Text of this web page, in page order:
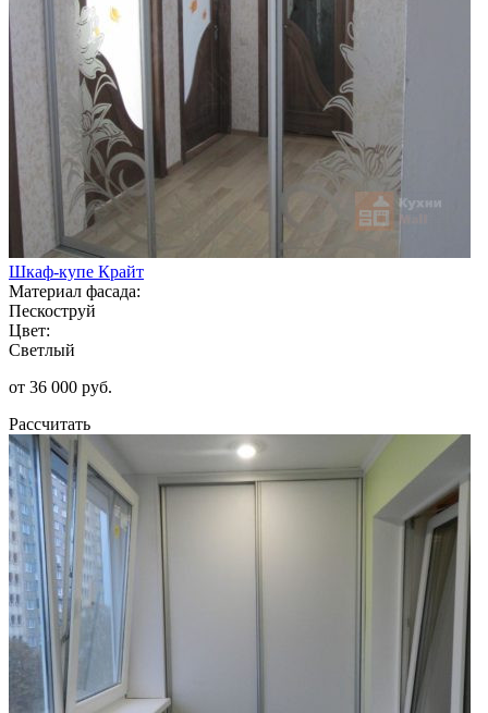
Шкаф-купе Крайт
Материал фасада:
Пескоструй
Цвет:
Светлый
от 36 000 руб.
Рассчитать